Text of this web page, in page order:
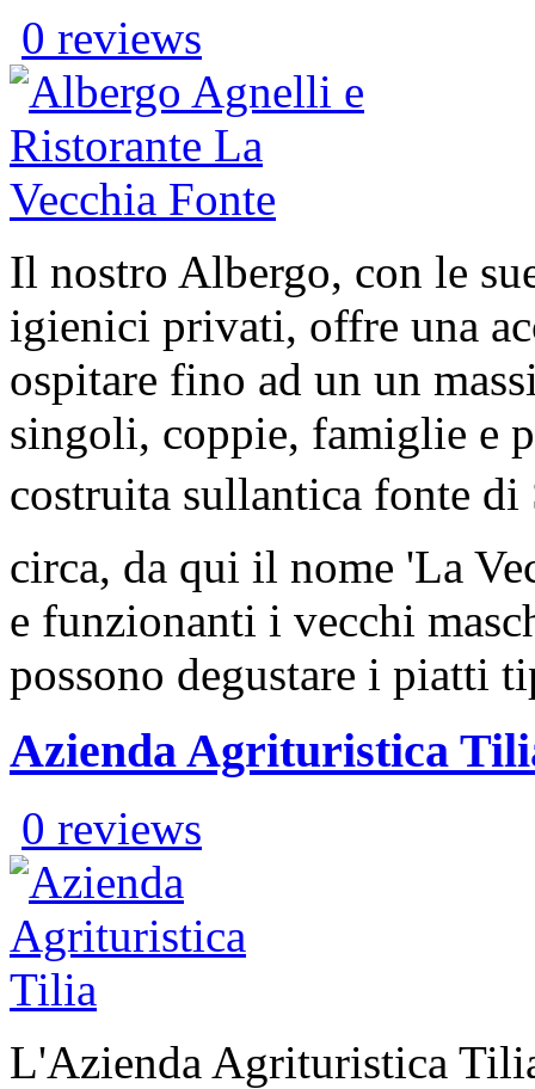
0 reviews
Il nostro Albergo, con le
igienici privati, offre una
ospitare fino ad un un
singoli, coppie, famiglie e
costruita sullantica fonte
circa, da qui il nome 'La
e funzionanti i vecchi
possono degustare i piatti
Azienda Agrituristica
0 reviews
L'Azienda Agrituristica